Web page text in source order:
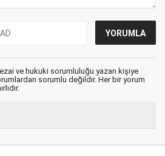
ve hukuki sorumluluğu yazan kişiye
sorumlu değildir. Her bir yorum